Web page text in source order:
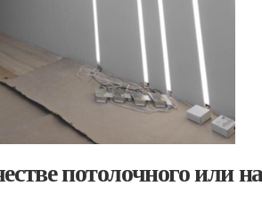
потолочного или